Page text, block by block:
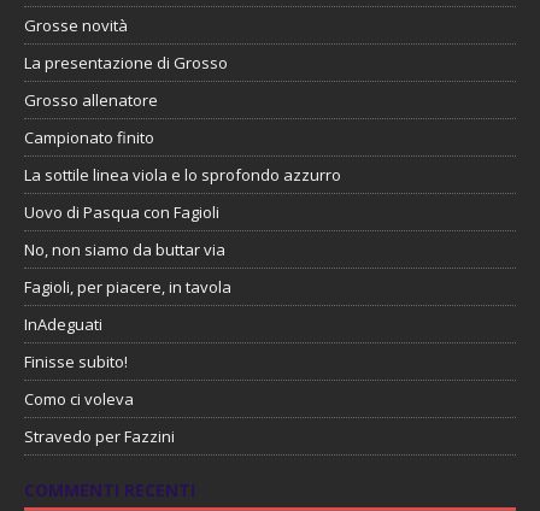
Grosse novità
La presentazione di Grosso
Grosso allenatore
Campionato finito
La sottile linea viola e lo sprofondo azzurro
Uovo di Pasqua con Fagioli
No, non siamo da buttar via
Fagioli, per piacere, in tavola
InAdeguati
Finisse subito!
Como ci voleva
Stravedo per Fazzini
COMMENTI RECENTI